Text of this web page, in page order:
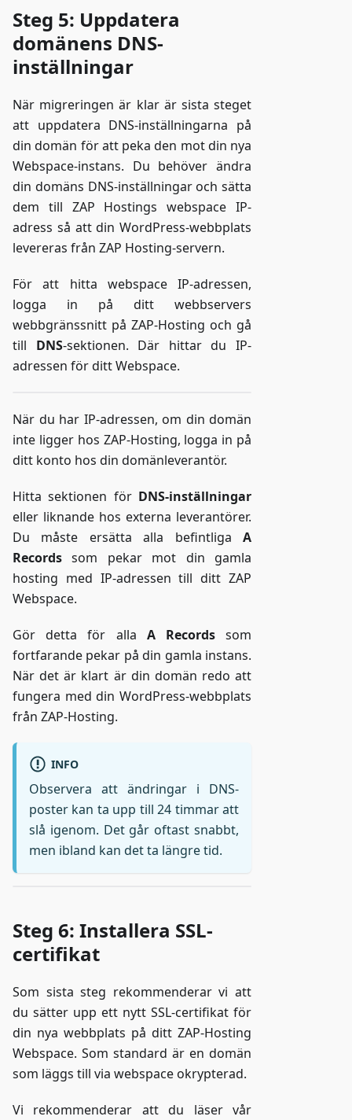
Steg 5: Uppdatera
domänens DNS-
inställningar
När migreringen är klar är sista steget
att uppdatera DNS-inställningarna på
din domän för att peka den mot din nya
Webspace-instans. Du behöver ändra
din domäns DNS-inställningar och sätta
dem till ZAP Hostings webspace IP-
adress så att din WordPress-webbplats
levereras från ZAP Hosting-servern.
För att hitta webspace IP-adressen,
logga in på ditt webbservers
webbgränssnitt på ZAP-Hosting och gå
till DNS-sektionen. Där hittar du IP-
adressen för ditt Webspace.
När du har IP-adressen, om din domän
inte ligger hos ZAP-Hosting, logga in på
ditt konto hos din domänleverantör.
Hitta sektionen för DNS-inställningar
eller liknande hos externa leverantörer.
Du måste ersätta alla befintliga A
Records som pekar mot din gamla
hosting med IP-adressen till ditt ZAP
Webspace.
Gör detta för alla A Recordssom
fortfarande pekar på din gamla instans.
När det är klart är din domän redo att
fungera med din WordPress-webbplats
från ZAP-Hosting.
INFO
Observera att ändringar i DNS-
poster kan ta upp till 24 timmar att
slå igenom. Det går oftast snabbt,
men ibland kan det ta längre tid.
Steg 6: Installera SSL-
certifikat
Som sista steg rekommenderar vi att
du sätter upp ett nytt SSL-certifikat för
din nya webbplats på ditt ZAP-Hosting
Webspace. Som standard är en domän
som läggs till via webspace okrypterad.
Vi rekommenderar att du läser vår